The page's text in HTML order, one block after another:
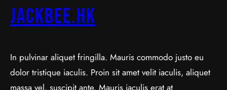
jackbee.hk
In pulvinar aliquet fringilla. Mauris commodo justo eu
dolor tristique iaculis. Proin sit amet velit iaculis, aliquet
massa vel, suscipit ante. Mauris iaculis erat at